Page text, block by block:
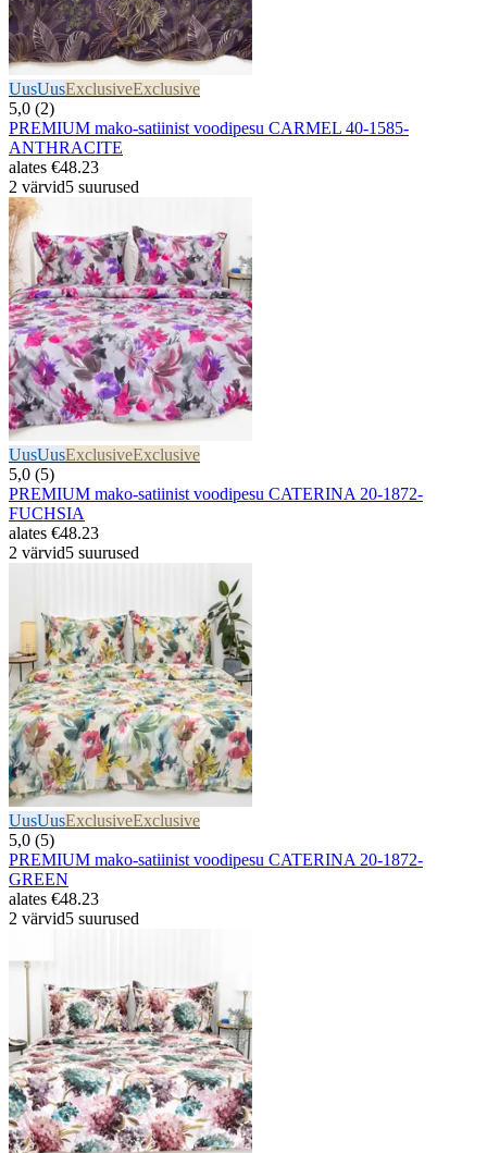
UusUusExclusiveExclusive
5,0 (2)
PREMIUM mako-satiinist voodipesu CARMEL 40-1585-
ANTHRACITE
alates €48.23
2 värvid5 suurused
UusUusExclusiveExclusive
5,0 (5)
PREMIUM mako-satiinist voodipesu CATERINA 20-1872-
FUCHSIA
alates €48.23
2 värvid5 suurused
UusUusExclusiveExclusive
5,0 (5)
PREMIUM mako-satiinist voodipesu CATERINA 20-1872-
GREEN
alates €48.23
2 värvid5 suurused